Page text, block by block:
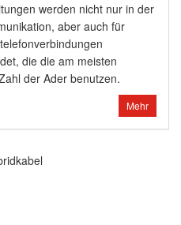
werden nicht nur in der
aber auch für
die die am meisten
der Ader benutzen.
Mehr